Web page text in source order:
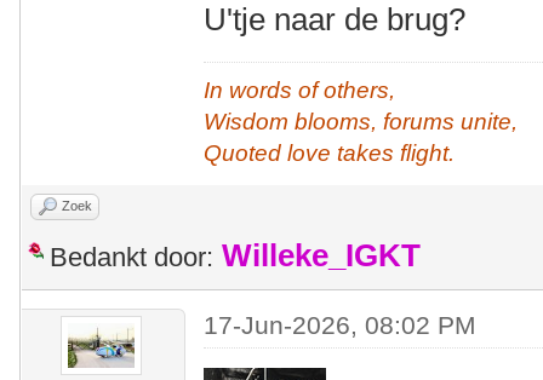
U'tje naar de brug?
In words of others,
Wisdom blooms, forums unite,
Quoted love takes flight.
Zoek
Bedankt door: Willeke_IGKT
17-Jun-2026, 08:02 PM